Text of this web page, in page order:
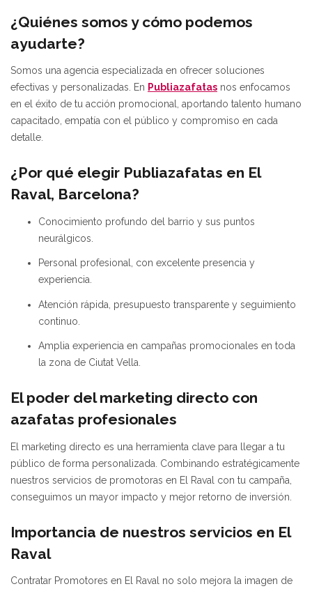
¿Quiénes somos y cómo podemos
ayudarte?
Somos una agencia especializada en ofrecer soluciones
efectivas y personalizadas. En Publiazafatas nos enfocamos
en el éxito de tu acción promocional, aportando talento humano
capacitado, empatía con el público y compromiso en cada
detalle.
¿Por qué elegir Publiazafatas en El
Raval, Barcelona?
Conocimiento profundo del barrio y sus puntos
neurálgicos.
Personal profesional, con excelente presencia y
experiencia.
Atención rápida, presupuesto transparente y seguimiento
continuo.
Amplia experiencia en campañas promocionales en toda
la zona de Ciutat Vella.
El poder del marketing directo con
azafatas profesionales
El marketing directo es una herramienta clave para llegar a tu
público de forma personalizada. Combinando estratégicamente
nuestros servicios de promotoras en El Raval con tu campaña,
conseguimos un mayor impacto y mejor retorno de inversión.
Importancia de nuestros servicios en El
Raval
Contratar Promotores en El Raval no solo mejora la imagen de